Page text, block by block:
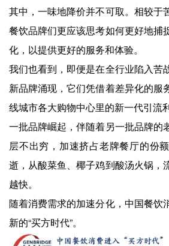
其中，一味地降价并不可取。相较于
餐饮品牌们更应该思考如何更好地捕
化，以提供更好的服务和体验。
我们也看到，即便是在全行业陷入苦
新品牌涌现，它们凭借着差异化的服
线城市各大购物中心里的新一代引流利
一批品牌崛起，伴随着另一批品牌的
层不出穷，加速挤占老牌餐厅的份
逝，从酸菜鱼、椰子鸡到酸汤火锅，
越快。
随着消费需求的加速分化，中国餐饮
新的“买方时代”。